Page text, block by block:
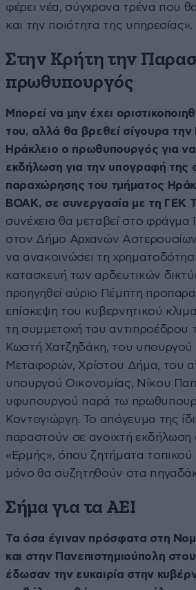
φέρει νέα, σύγχρονα τρένα που
και την ποιότητα της υπηρεσίας».
Στην Κρήτη την
πρωθυπουργός
Μπορεί να μην έχει
του, αλλά θα βρεθεί σίγουρα
Ηράκλειο ο πρωθυπουργός για
εκδήλωση για την υπογραφή της
παραχώρησης του τμήματος
ΒΟΑΚ, σε συνεργασία με τη ΓΕΚ
συνέχεια θα μεταβεί στο φράγμα
στον Δήμο Αρχανών
να ανακοινώσει τη
κατασκευή των αρδευτικών
προηγηθεί αύριο Πέμπτη
επίσκεψη του κυβερνητικού
τη συμμετοχή του αντιπροέδρου
Κωστή Χατζηδάκη, του υπουργού
Μεταφορών, Χρίστου Δήμα, του
υπουργού Οικονομίας, Νίκου
υφυπουργού παρά τω
Κοντογιώργη. Το απόγευμα της
παραστούν σε ανοιχτή εκδήλωση
«Ερμής», όπου ζητήματα τοπικού
μόνο θα συζητηθούν στα
Σήμα για τα ΑΕΙ
Τα όσα έγιναν πρόσφατα στη
και στην Πανεπιστημιούπολη
έδωσαν την ευκαιρία στην